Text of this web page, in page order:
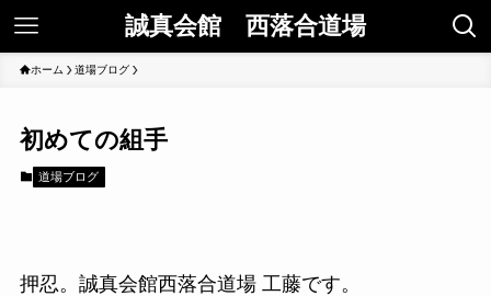
誠真会館 西落合道場
ホーム 道場ブログ
初めての組手
道場ブログ
押忍。誠真会館西落合道場 工藤です。